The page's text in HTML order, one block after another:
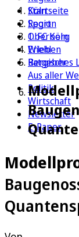
Köln
Sport
1. FC Köln
Erleben
Ratgeber
Aus aller
Politik
Wirtschaft
Newsletter
E-Paper
Startseite
Region
Oberberg
Wiehl
Bergisches